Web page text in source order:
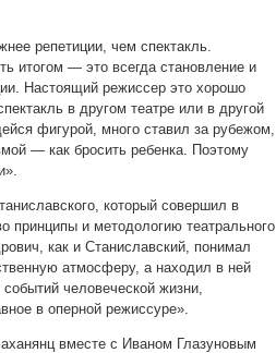
репетиции, чем спектакль.
итогом — это всегда становление и
Настоящий режиссер это хорошо
в другом театре или в другой
фигурой, много ставил за рубежом,
— как бросить ребенка. Поэтому
который совершил в
принципы и методологию театрального
как и Станиславский, понимал
атмосферу, а находил в ней
человеческой жизни,
в оперной режиссуре».
вместе с Иваном Глазуновым